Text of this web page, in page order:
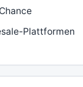
Plattformen